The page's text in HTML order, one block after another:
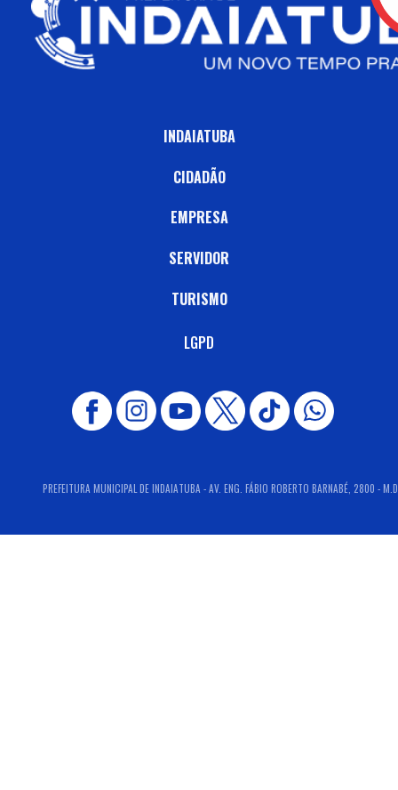
INDAIATUBA
CIDADÃO
EMPRESA
SERVIDOR
TURISMO
LGPD
PREFEITURA MUNICIPAL DE INDAIATUBA - AV. ENG. FÁBIO ROBERTO BARNABÉ, 2800 -